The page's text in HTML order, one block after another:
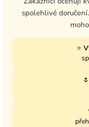
spolehlivé
⭐